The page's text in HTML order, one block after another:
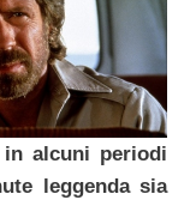
alcuni periodi
leggenda sia